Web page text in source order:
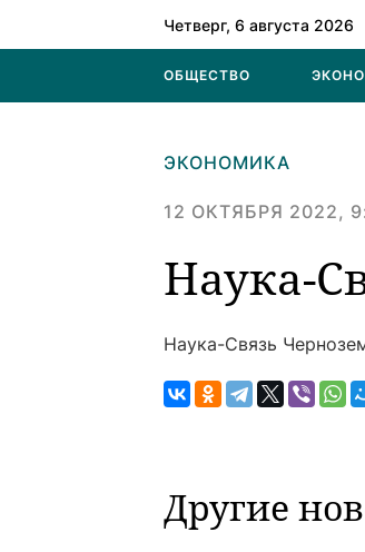
Четверг, 6 августа 2026
ОБЩЕСТВО
ЭКОНОМИКА
12 ОКТЯБРЯ 2022,
Наука-
Наука-Связь
Другие